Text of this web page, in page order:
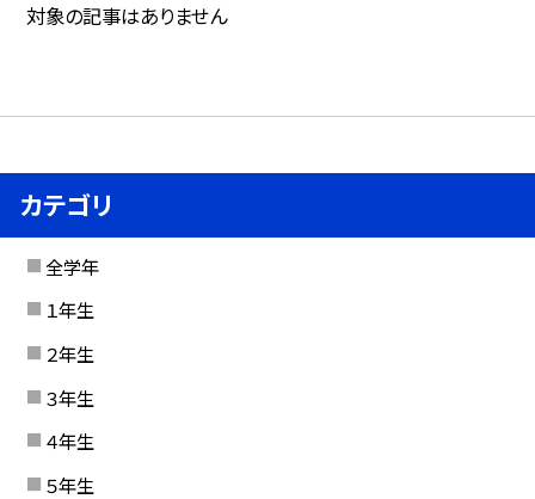
対象の記事はありません
カテゴリ
全学年
１年生
２年生
３年生
４年生
５年生